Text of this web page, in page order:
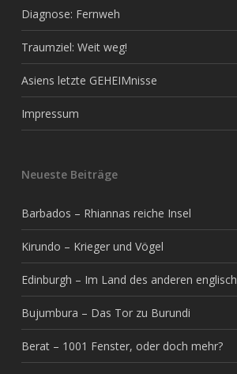
Diagnose: Fernweh
Traumziel: Weit weg!
Asiens letzte GEHEIMnisse
Impressum
Neueste Beiträge
Barbados – Rhiannas reiche Insel
Kirundo – Krieger und Vögel
Edinburgh – Im Land des anderen englisch
Bujumbura – Das Tor zu Burundi
Berat – 1001 Fenster, oder doch mehr?